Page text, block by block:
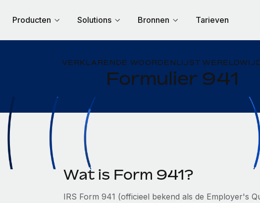
Producten Solutions Bronnen Tarieven
VERKLARENDE WOORDENLIJST
Formulier 941
Wat is Form 941?
IRS Form 941 (officieel bekend als de Employer's